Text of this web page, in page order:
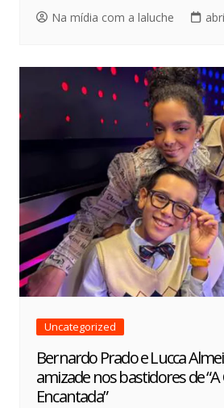
Na mídia com a laluche
Uncategorized
Bernardo Prado e Lucca
amizade nos bastidores de
Encantada”